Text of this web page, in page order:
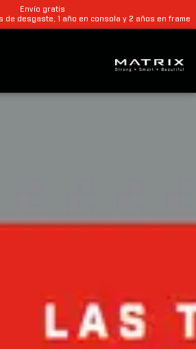
Envío gratis
de desgaste, 1 año en consola y 2 años en frame